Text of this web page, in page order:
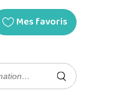
Mes favoris